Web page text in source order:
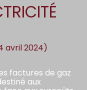
avril 2024)
factures de gaz
aux